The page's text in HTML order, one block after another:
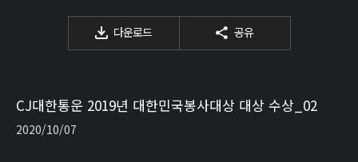
다운로드 공유
CJ대한통운 2019년 대한민국봉사대상 대상 수상_02
2020/10/07